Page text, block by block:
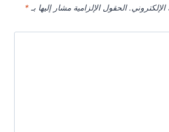
الحقول الإلزامية مشار إليها بـ *